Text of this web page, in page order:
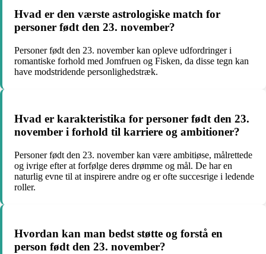
Hvad er den værste astrologiske match for
personer født den 23. november?
Personer født den 23. november kan opleve udfordringer i
romantiske forhold med Jomfruen og Fisken, da disse tegn kan
have modstridende personlighedstræk.
Hvad er karakteristika for personer født den 23.
november i forhold til karriere og ambitioner?
Personer født den 23. november kan være ambitiøse, målrettede
og ivrige efter at forfølge deres drømme og mål. De har en
naturlig evne til at inspirere andre og er ofte succesrige i ledende
roller.
Hvordan kan man bedst støtte og forstå en
person født den 23. november?